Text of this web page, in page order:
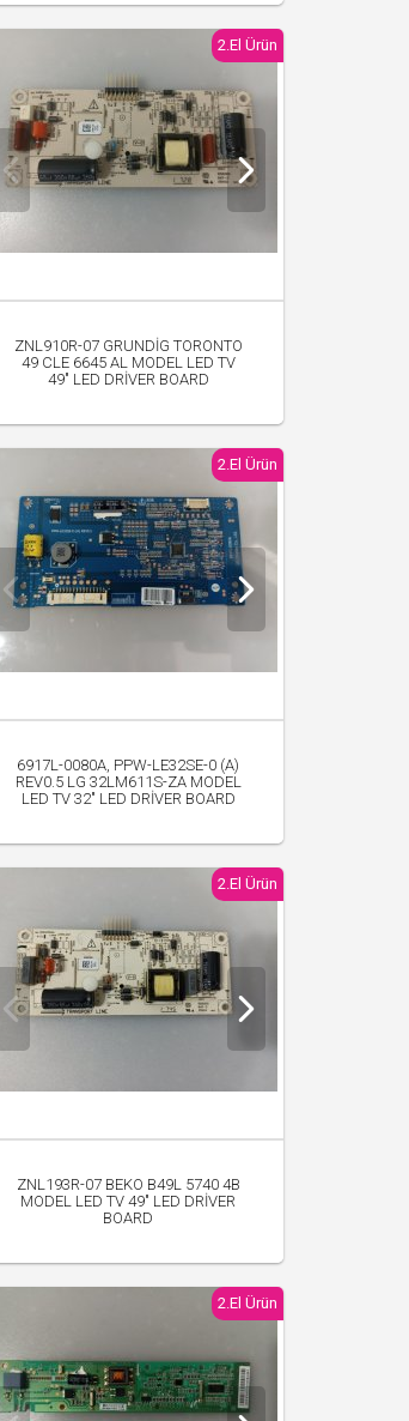
2.El Ürün
ZNL910R-07 GRUNDİG TORONTO
49 CLE 6645 AL MODEL LED TV
49" LED DRİVER BOARD
2.El Ürün
6917L-0080A, PPW-LE32SE-0 (A)
REV0.5 LG 32LM611S-ZA MODEL
LED TV 32" LED DRİVER BOARD
2.El Ürün
ZNL193R-07 BEKO B49L 5740 4B
MODEL LED TV 49" LED DRİVER
BOARD
2.El Ürün